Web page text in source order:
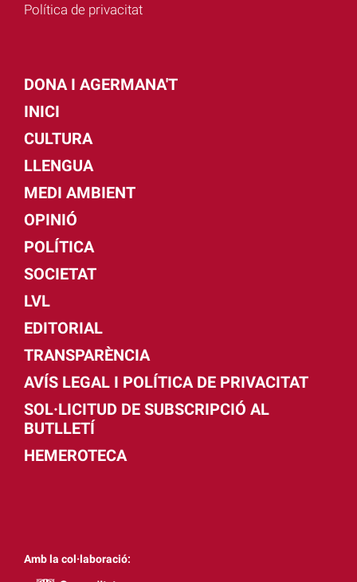
Política de privacitat
DONA I AGERMANA'T
INICI
CULTURA
LLENGUA
MEDI AMBIENT
OPINIÓ
POLÍTICA
SOCIETAT
LVL
EDITORIAL
TRANSPARÈNCIA
AVÍS LEGAL I POLÍTICA DE PRIVACITAT
SOL·LICITUD DE SUBSCRIPCIÓ AL
BUTLLETÍ
HEMEROTECA
Amb la col·laboració: